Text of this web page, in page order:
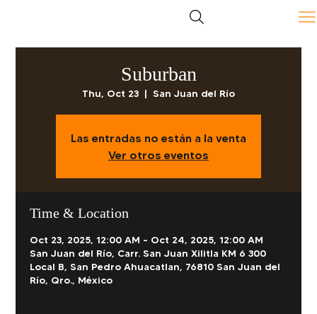
Suburban
Thu, Oct 23
  |
San Juan del Río
Las entradas no están a la venta
Ver otros eventos
Time & Location
Oct 23, 2025, 12:00 AM – Oct 24, 2025, 12:00 AM
San Juan del Río, Carr. San Juan Xilitla KM 6 300
Local B, San Pedro Ahuacatlan, 76810 San Juan del
Río, Qro., México